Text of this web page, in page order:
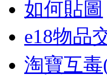
如何貼圖
e18物品
淘寶互